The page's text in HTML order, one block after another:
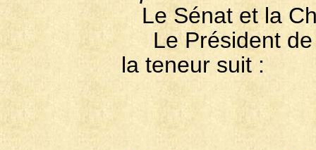
Le Sénat et la
Le Président de
la teneur suit :